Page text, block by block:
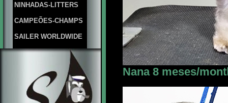
NINHADAS-LITTERS
CAMPEÕES-CHAMPS
SAILER WORLDWIDE
Nana 8 meses/